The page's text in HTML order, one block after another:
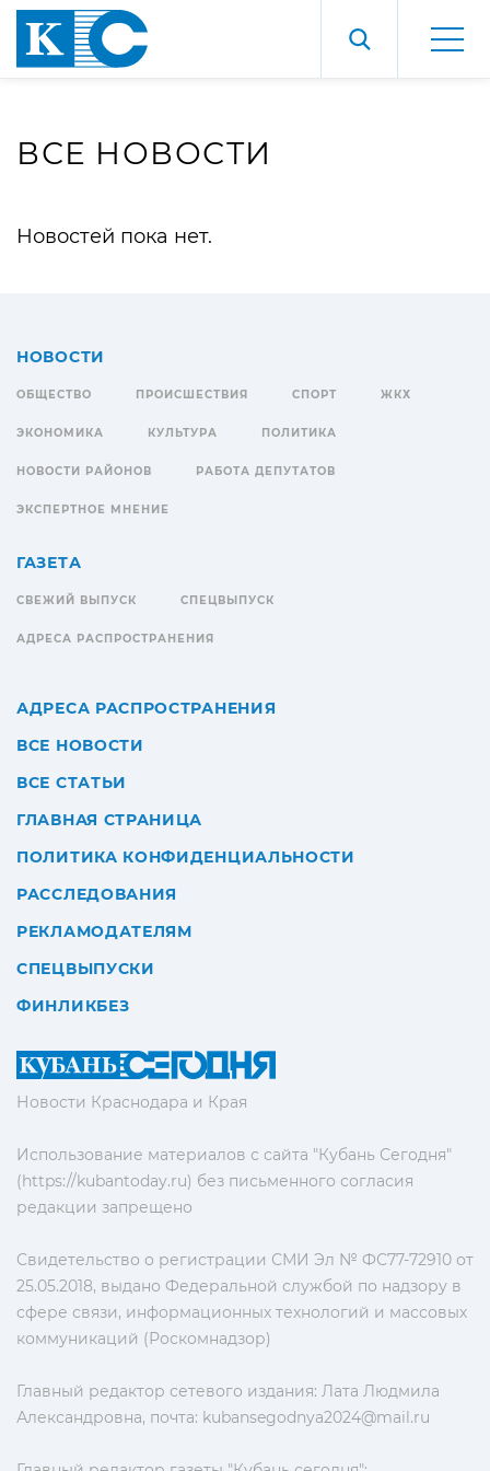
ВСЕ НОВОСТИ
Новостей пока нет.
Новости Краснодара и Края
Использование материалов с сайта "Кубань Сегодня"
(https://kubantoday.ru) без письменного согласия
редакции запрещено
Свидетельство о регистрации СМИ Эл № ФС77-72910 от
25.05.2018, выдано Федеральной службой по надзору в
сфере связи, информационных технологий и массовых
коммуникаций (Роскомнадзор)
Главный редактор сетевого издания: Лата Людмила
Александровна, почта: kubansegodnya2024@mail.ru
НОВОСТИ
ОБЩЕСТВО ПРОИСШЕСТВИЯ СПОРТ ЖКХ
ЭКОНОМИКА КУЛЬТУРА ПОЛИТИКА
НОВОСТИ РАЙОНОВ РАБОТА ДЕПУТАТОВ
ЭКСПЕРТНОЕ МНЕНИЕ
ГАЗЕТА
СВЕЖИЙ ВЫПУСК СПЕЦВЫПУСК
АДРЕСА РАСПРОСТРАНЕНИЯ
АДРЕСА РАСПРОСТРАНЕНИЯ
ВСЕ НОВОСТИ
ВСЕ СТАТЬИ
ГЛАВНАЯ СТРАНИЦА
ПОЛИТИКА КОНФИДЕНЦИАЛЬНОСТИ
РАССЛЕДОВАНИЯ
РЕКЛАМОДАТЕЛЯМ
СПЕЦВЫПУСКИ
ФИНЛИКБЕЗ